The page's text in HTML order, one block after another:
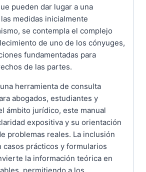
pueden dar lugar a una
medidas inicialmente
se contempla el complejo
de uno de los cónyuges,
fundamentadas para
de las partes.
herramienta de consulta
abogados, estudiantes y
ámbito jurídico, este manual
expositiva y su orientación
problemas reales. La inclusión
casos prácticos y formularios
la información teórica en
permitiendo a los